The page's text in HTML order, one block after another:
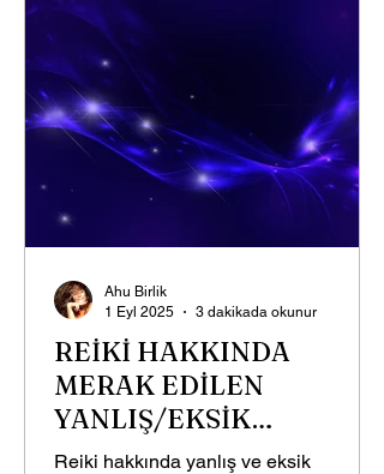
REİKİ HAKKINDA
MERAK EDİLEN
YANLIŞ/EKSİK
BİLİNENLER 2
Reiki hakkında yanlış ve eksik
Ahu Birlik
1 Eyl 2025
3 dakikada okunur